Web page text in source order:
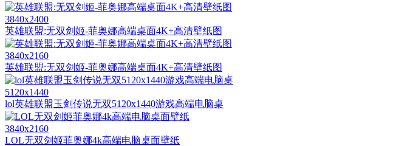
3840x2400
英雄联盟:无双剑姬-菲奥娜高端桌面4K+高清壁纸图
3840x2160
英雄联盟:无双剑姬-菲奥娜高端桌面4K+高清壁纸图
5120x1440
lol英雄联盟玉剑传说无双5120x1440游戏高端电脑桌
3840x2160
LOL无双剑姬菲奥娜4k高端电脑桌面壁纸